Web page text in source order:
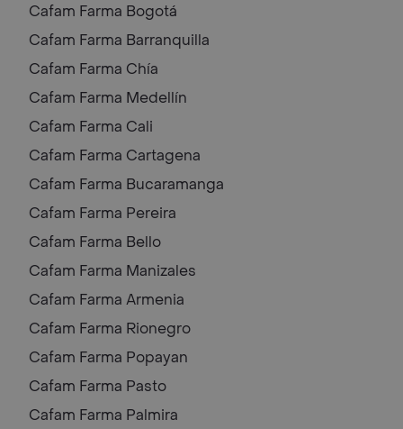
Cafam Farma Bogotá
Cafam Farma Barranquilla
Cafam Farma Chía
Cafam Farma Medellín
Cafam Farma Cali
Cafam Farma Cartagena
Cafam Farma Bucaramanga
Cafam Farma Pereira
Cafam Farma Bello
Cafam Farma Manizales
Cafam Farma Armenia
Cafam Farma Rionegro
Cafam Farma Popayan
Cafam Farma Pasto
Cafam Farma Palmira